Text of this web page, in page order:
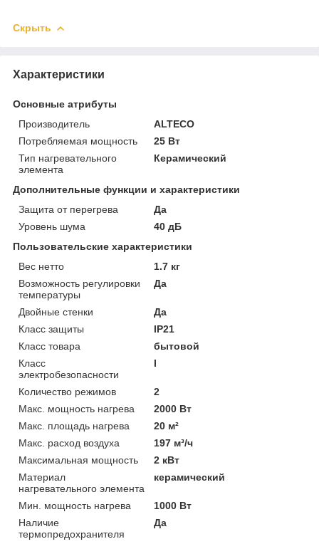
Скрыть
Характеристики
Основные атрибуты
Производитель
ALTECO
Потребляемая мощность
25 Вт
Тип нагревательного
элемента
Керамический
Дополнительные функции и характеристики
Защита от перегрева
Да
Уровень шума
40 дБ
Пользовательские характеристики
Вес нетто
1.7 кг
Возможность регулировки
температуры
Да
Двойные стенки
Да
Класс защиты
IP21
Класс товара
бытовой
Класс
электробезопасности
I
Количество режимов
2
Макс. мощность нагрева
2000 Вт
Макс. площадь нагрева
20 м²
Макс. расход воздуха
197 м³/ч
Максимальная мощность
2 кВт
Материал
нагревательного элемента
керамический
Мин. мощность нагрева
1000 Вт
Наличие
термопредохранителя
Да